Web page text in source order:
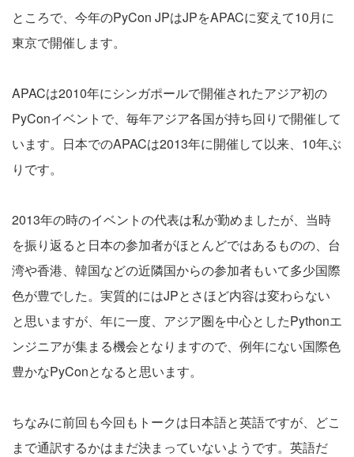
ところで、今年のPyCon JPはJPをAPACに変えて10月に
東京で開催します。
APACは2010年にシンガポールで開催されたアジア初の
PyConイベントで、毎年アジア各国が持ち回りで開催して
います。日本でのAPACは2013年に開催して以来、10年ぶ
りです。
2013年の時のイベントの代表は私が勤めましたが、当時
を振り返ると日本の参加者がほとんどではあるものの、台
湾や香港、韓国などの近隣国からの参加者もいて多少国際
色が豊でした。実質的にはJPとさほど内容は変わらない
と思いますが、年に一度、アジア圏を中心としたPythonエ
ンジニアが集まる機会となりますので、例年にない国際色
豊かなPyConとなると思います。
ちなみに前回も今回もトークは日本語と英語ですが、どこ
まで通訳するかはまだ決まっていないようです。英語だ